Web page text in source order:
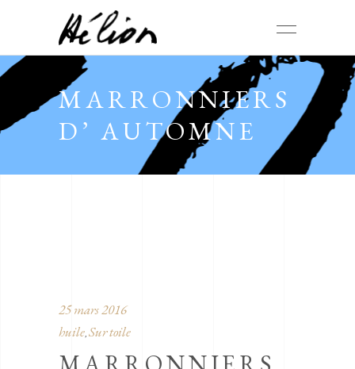
MARRONNIERS
D’ AUTOMNE
25 mars 2016
huile, Sur toile